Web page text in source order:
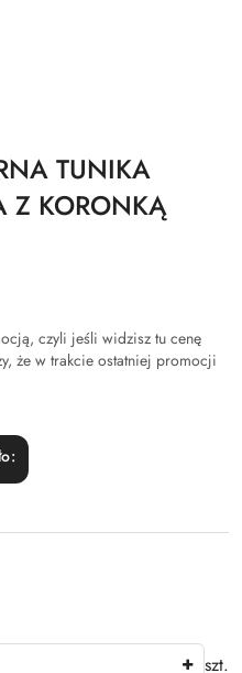
TUNIKA
Z KORONKĄ
czyli jeśli widzisz tu cenę
że w trakcie ostatniej promocji
szt.